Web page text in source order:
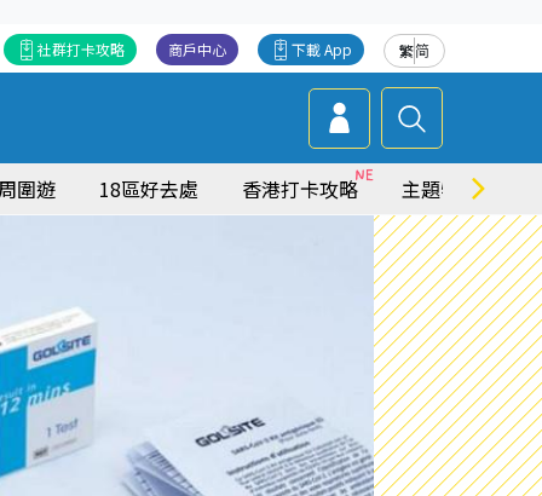
繁简
下載 App
商戶中心
社群打卡攻略
圍遊 18區好去處 香港打卡攻略 主題特集